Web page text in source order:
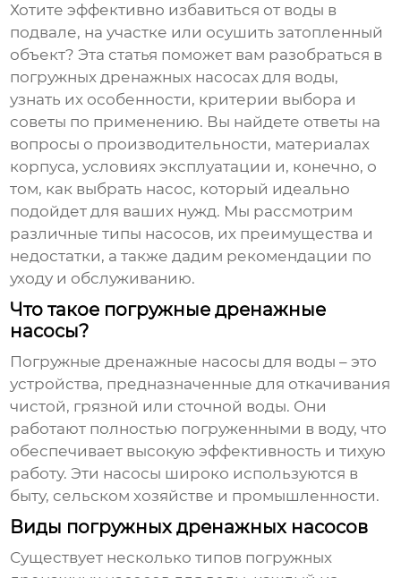
Хотите эффективно избавиться от воды в
подвале, на участке или осушить затопленный
объект? Эта статья поможет вам разобраться в
погружных дренажных насосах для воды,
узнать их особенности, критерии выбора и
советы по применению. Вы найдете ответы на
вопросы о производительности, материалах
корпуса, условиях эксплуатации и, конечно, о
том, как выбрать насос, который идеально
подойдет для ваших нужд. Мы рассмотрим
различные типы насосов, их преимущества и
недостатки, а также дадим рекомендации по
уходу и обслуживанию.
Что такое погружные дренажные
насосы?
Погружные дренажные насосы для воды – это
устройства, предназначенные для откачивания
чистой, грязной или сточной воды. Они
работают полностью погруженными в воду, что
обеспечивает высокую эффективность и тихую
работу. Эти насосы широко используются в
быту, сельском хозяйстве и промышленности.
Виды погружных дренажных насосов
Существует несколько типов погружных